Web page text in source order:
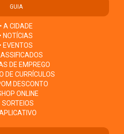
GUIA
• A CIDADE
• NOTÍCIAS
• EVENTOS
DE EMPREGO
DE CURRÍCULOS
DESCONTO
ONLINE
SORTEIOS